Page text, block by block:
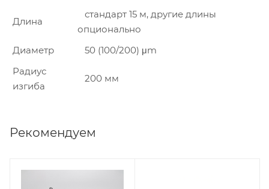
Длина
стандарт 15 м, другие длины
опционально
Диаметр
50 (100/200) μm
Радиус
изгиба
200 мм
Рекомендуем